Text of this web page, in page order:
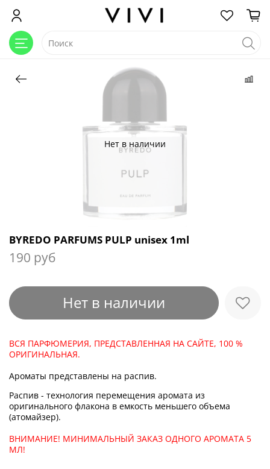
Нет в наличии
BYREDO PARFUMS PULP unisex 1ml
190 руб
Нет в наличии
ВСЯ ПАРФЮМЕРИЯ, ПРЕДСТАВЛЕННАЯ НА САЙТЕ, 100 %
ОРИГИНАЛЬНАЯ.
Ароматы представлены на распив.
Распив - технология перемещения аромата из
оригинального флакона в емкость меньшего объема
(атомайзер).
ВНИМАНИЕ! МИНИМАЛЬНЫЙ ЗАКАЗ ОДНОГО АРОМАТА 5
МЛ!